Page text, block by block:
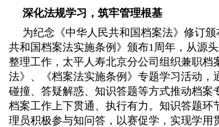
深化法规学习，筑牢管理根基
为纪念《中华人民共和国档案法》修订
共和国档案法实施条例》颁布1周年，从源
整理工作，太平人寿北京分公司组织兼职档
法》、《档案法实施条例》专题学习活动，
碰撞、答疑解惑、知识答题等方式推动档案
档案工作上下贯通、执行有力。知识答题环
理员积极参与知问答，以赛促学，实现学用